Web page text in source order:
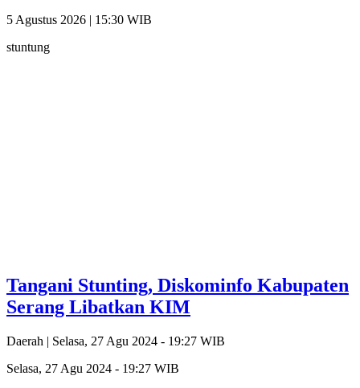
5 Agustus 2026 | 15:30 WIB
stuntung
Tangani Stunting, Diskominfo Kabupaten
Serang Libatkan KIM
Daerah | Selasa, 27 Agu 2024 - 19:27 WIB
Selasa, 27 Agu 2024 - 19:27 WIB